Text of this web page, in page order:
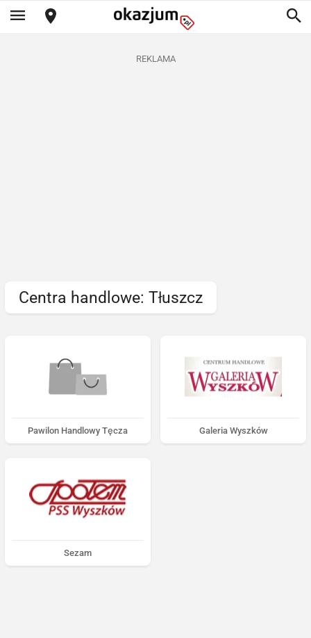
REKLAMA
Centra handlowe: Tłuszcz
Pawilon Handlowy Tęcza Galeria Wyszków
Sezam